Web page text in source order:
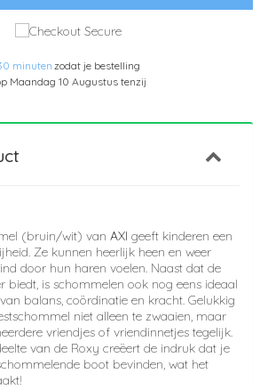
minutenzodat je bestelling
Maandag 10 Augustus tenzij
(bruin/wit) van AXI geeft kinderen een
Ze kunnen heerlijk heen en weer
door hun haren voelen. Naast dat de
biedt, is schommelen ook nog eens ideaal
balans, coördinatie en kracht. Gelukkig
niet alleen te zwaaien, maar
vriendjes of vriendinnetjes tegelijk.
van de Roxy creëert de indruk dat je
boot bevinden, wat het